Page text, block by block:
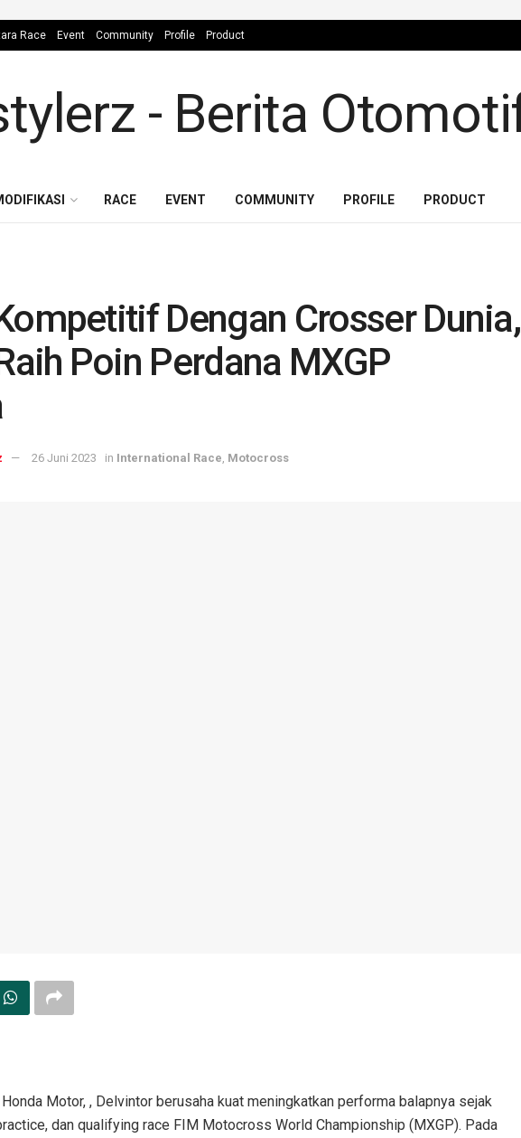
Race Event Community Profile Product
RACE EVENT COMMUNITY PROFILE PRODUCT
Dengan Crosser Dunia,
Poin Perdana MXGP
26 Juni 2023 in International Race Motocross
Motor, , Delvintor berusaha kuat meningkatkan performa balapnya sejak
dan qualifying race FIM Motocross World Championship (MXGP). Pada